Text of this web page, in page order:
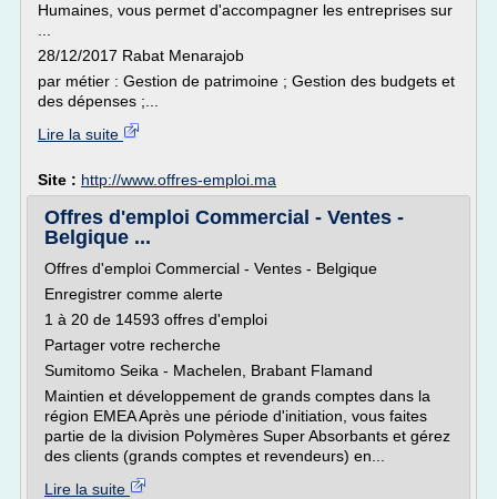
Humaines, vous permet d'accompagner les entreprises sur
28/12/2017 Rabat Menarajob
par métier : Gestion de patrimoine ; Gestion des budgets et
des dépenses ;...
Lire la suite
Site : http://www.offres-emploi.ma
Offres d'emploi Commercial - Ventes -
Belgique ...
Offres d'emploi Commercial - Ventes - Belgique
Enregistrer comme alerte
1 à 20 de 14593 offres d'emploi
Partager votre recherche
Sumitomo Seika - Machelen, Brabant Flamand
Maintien et développement de grands comptes dans la
région EMEA Après une période d'initiation, vous faites
partie de la division Polymères Super Absorbants et gérez
des clients (grands comptes et revendeurs) en...
Lire la suite